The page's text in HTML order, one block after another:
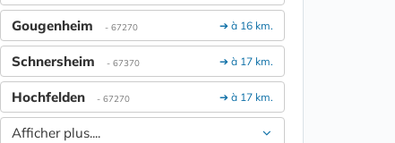
➔ à 16 km.
Gougenheim - 67270
➔ à 17 km.
Schnersheim - 67370
➔ à 17 km.
Hochfelden - 67270
Afficher plus....